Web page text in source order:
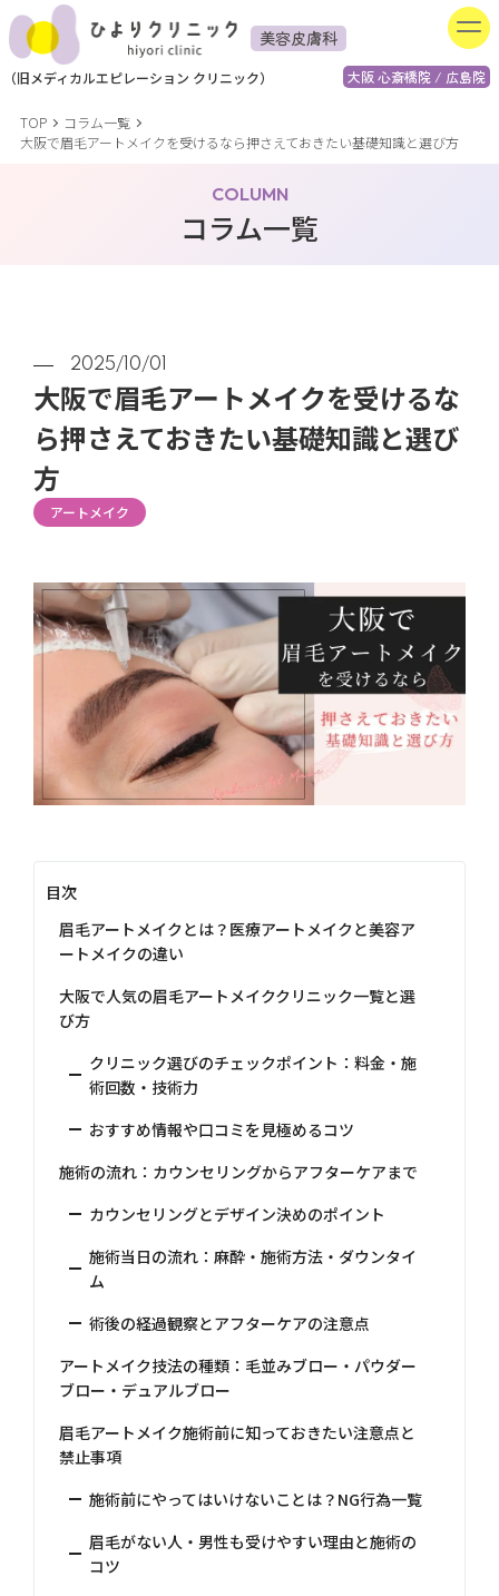
美容皮膚科
大阪 心斎橋院 / 広島院
（旧メディカルエピレーション クリニック）
TOP
コラム一覧
大阪で眉毛アートメイクを受けるなら押さえておきたい基礎知識と選び方
COLUMN
コラム一覧
2025/10/01
大阪で眉毛アートメイクを受けるな
ら押さえておきたい基礎知識と選び
方
アートメイク
目次
眉毛アートメイクとは？医療アートメイクと美容ア
ートメイクの違い
大阪で人気の眉毛アートメイククリニック一覧と選
び方
クリニック選びのチェックポイント：料金・施
術回数・技術力
おすすめ情報や口コミを見極めるコツ
施術の流れ：カウンセリングからアフターケアまで
カウンセリングとデザイン決めのポイント
施術当日の流れ：麻酔・施術方法・ダウンタイ
ム
術後の経過観察とアフターケアの注意点
アートメイク技法の種類：毛並みブロー・パウダー
ブロー・デュアルブロー
眉毛アートメイク施術前に知っておきたい注意点と
禁止事項
施術前にやってはいけないことは？NG行為一覧
眉毛がない人・男性も受けやすい理由と施術の
コツ